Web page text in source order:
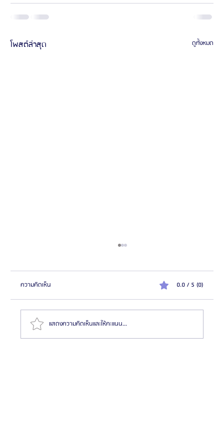
โพสต์ล่าสุด ดูทั้งหมด
ความคิดเห็น 0.0 / 5 (0)
แสดงความคิดเห็นและให้คะแนน...